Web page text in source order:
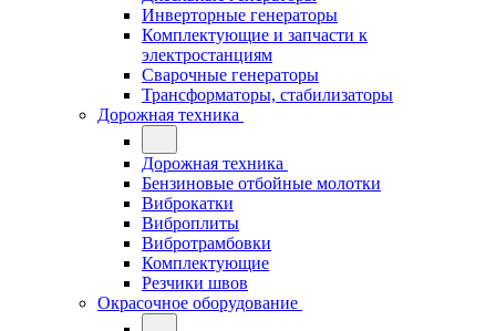
Инверторные генераторы
Комплектующие и запчасти к
электростанциям
Сварочные генераторы
Трансформаторы, стабилизаторы
Дорожная техника
Дорожная техника
Бензиновые отбойные молотки
Виброкатки
Виброплиты
Вибротрамбовки
Комплектующие
Резчики швов
Окрасочное оборудование